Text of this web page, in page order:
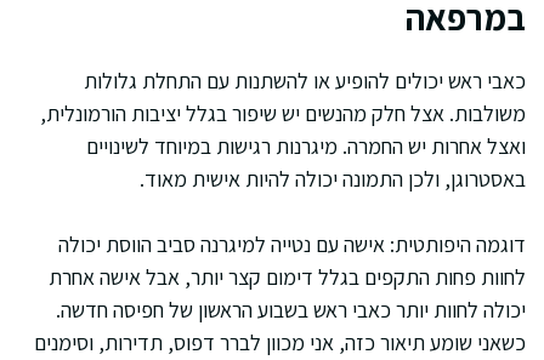
במרפאה
כאבי ראש יכולים להופיע או להשתנות עם התחלת גלולות
משולבות. אצל חלק מהנשים יש שיפור בגלל יציבות הורמונלית,
ואצל אחרות יש החמרה. מיגרנות רגישות במיוחד לשינויים
באסטרוגן, ולכן התמונה יכולה להיות אישית מאוד.
דוגמה היפותטית: אישה עם נטייה למיגרנה סביב הווסת יכולה
לחוות פחות התקפים בגלל דימום קצר יותר, אבל אישה אחרת
יכולה לחוות יותר כאבי ראש בשבוע הראשון של חפיסה חדשה.
כשאני שומע תיאור כזה, אני מכוון לברר דפוס, תדירות, וסימנים